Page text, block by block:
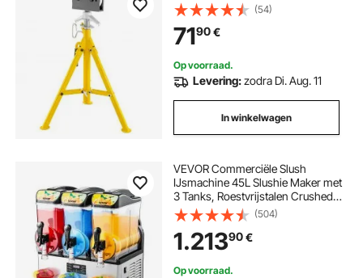
(54)
7190€
Op voorraad.
Levering:zodra Di. Aug. 11
In winkelwagen
VEVOR Commerciële Slush
IJsmachine 45L Slushie Maker met
3 Tanks, Roestvrijstalen Crushed
Ice Machine voor 180 Glazen
Margarita's en Smoothies,
IJsmachine voor Thuisgebruik,
Catering, Cafés en Bars
(504)
1.21390€
Op voorraad.